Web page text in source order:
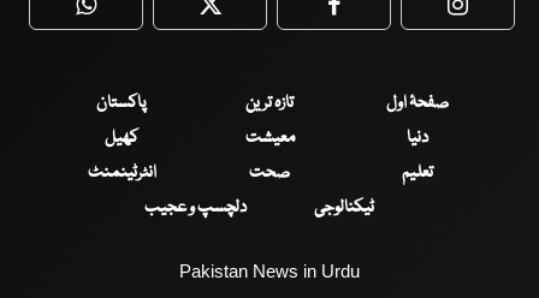
WhatsApp Twitter Facebook
صفحۂ اول تازہ ترین
پاکستان
دنیا
معیشت
کھیل
تعلیم
صحت
انٹرٹینمنٹ
ٹیکنالوجی
دلچسپ و عجیب
Pakistan News in Urdu